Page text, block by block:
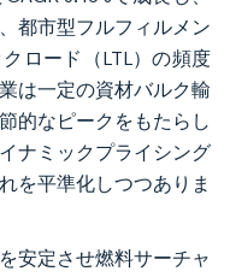
都市型フルフィルメン
ロード（LTL）の頻度
は一定の資材バルク輸
的なピークをもたらし
ナミックプライシング
を平準化しつつありま
安定させ燃料サーチャ